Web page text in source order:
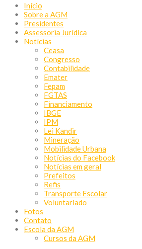
Início
Sobre a AGM
Presidentes
Assessoria Jurídica
Notícias
Ceasa
Congresso
Contabilidade
Emater
Fepam
FGTAS
Financiamento
IBGE
IPM
Lei Kandir
Mineração
Mobilidade Urbana
Notícias do Facebook
Notícias em geral
Prefeitos
Refis
Transporte Escolar
Voluntariado
Fotos
Contato
Escola da AGM
Cursos da AGM